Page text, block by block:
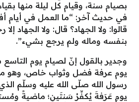
بصيام سنة، وقيام كل ليلة منها
في حديث آخر: “ما العمل في أيام
قالوا: ولا الجهاد؟ قال: ولا الجهاد
بنفسه وماله ولم يرجع بشيء”.
وجدير بالقول إنّ لصيام يوم
يوم عرفة فضل وثواب خاص، وهو
رسول الله صلّى الله عليه وسلّم
يومِ عَرَفةَ يُكفِّرُ سَنتَينِ؛ ماضيةً